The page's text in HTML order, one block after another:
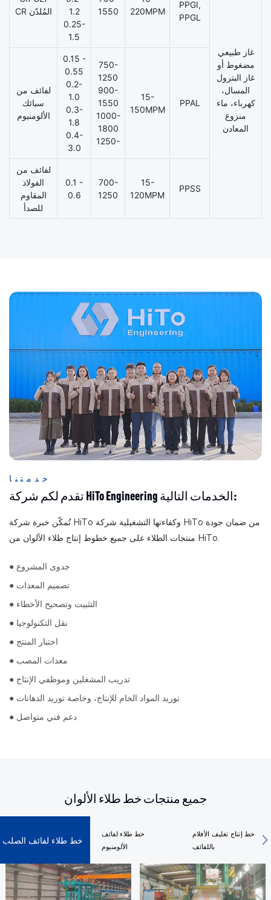
CR المُلدّن
1.2
0.25-
1.5
1550
220MPM
PPGI,
PPGL
غاز طبيعي
مضغوط أو
غاز البترول
المسال،
كهرباء، ماء
منزوع
المعادن
لفائف من
سبائك
الألومنيوم
0.15 -
0.55
0.2-
1.0
0.3-
1.8
0.4-
3.0
750-
1250
900-
1550
1000-
1800
1250-
15-
150MPM
PPAL
لفائف من
الفولاذ
المقاوم
للصدأ
0.1 -
0.6
700-
1250
15-
120MPM
PPSS
خدمتنا
تقدم لكم شركة HiTo Engineering الخدمات التالية:
تُمكّن خبرة شركة HiTo وكفاءتها التشغيلية شركة HiTo من ضمان جودة
منتجات الطلاء على جميع خطوط إنتاج طلاء الألوان من HiTo.
● جدوى المشروع
● تصميم المعدات
● التثبيت وتصحيح الأخطاء
● نقل التكنولوجيا
● اختبار المنتج
● معدات المصب
● تدريب المشغلين وموظفي الإنتاج
● توريد المواد الخام للإنتاج، وخاصة توريد الدهانات
● دعم فني متواصل
جميع منتجات خط طلاء الألوان
خط طلاء لفائف الصلب
خط طلاء لفائف
الألومنيوم
خط إنتاج تغليف الأفلام
باللفائف